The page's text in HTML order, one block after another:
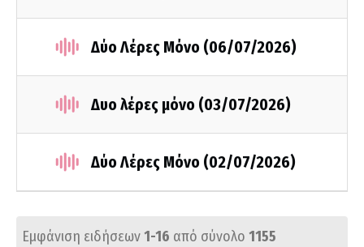
Δύο Λέρες Μόνο (06/07/2026)
Δυο λέρες μόνο (03/07/2026)
Δύο Λέρες Μόνο (02/07/2026)
Εμφάνιση ειδήσεων1-16 από σύνολο 1155